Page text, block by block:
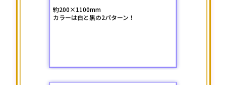
約200×1100mm
カラーは白と黒の2パターン！